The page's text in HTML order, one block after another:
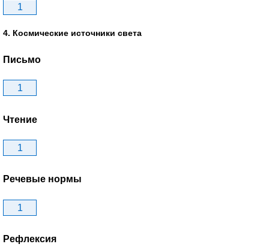
1
4. Космические источники света
Письмо
1
Чтение
1
Речевые нормы
1
Рефлексия